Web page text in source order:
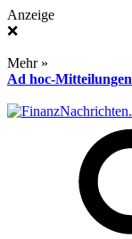
Anzeige
❌
Mehr »
Ad hoc-Mitteilungen